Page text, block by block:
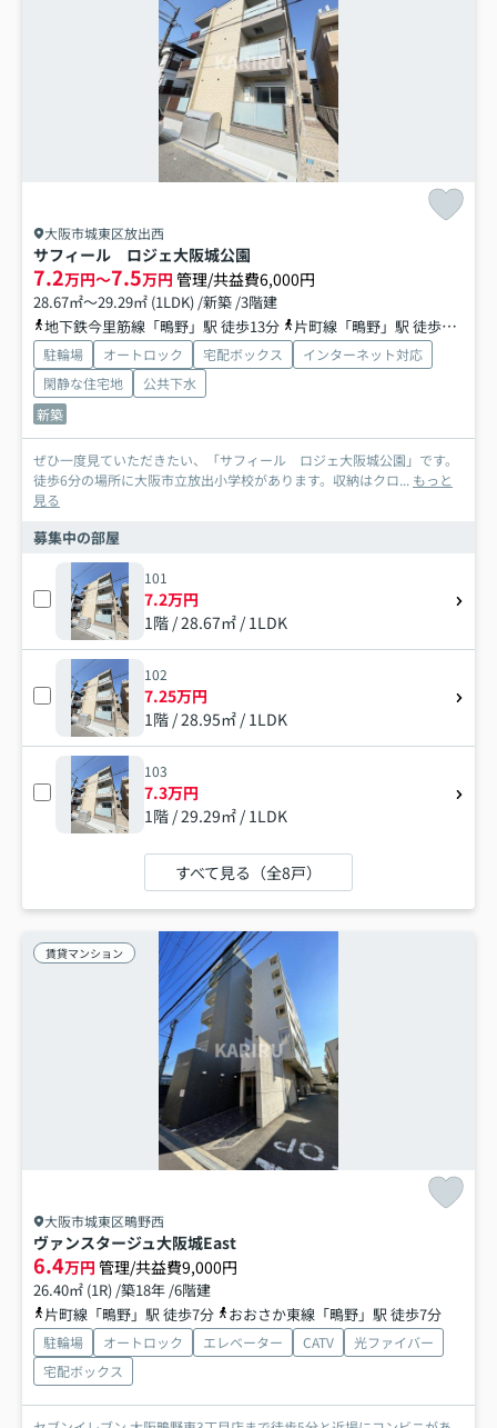
大阪市城東区放出西
サフィール ロジェ大阪城公園
7.2万円～7.5万円 管理/共益費6,000円
28.67㎡～29.29㎡ (1LDK) /新築 /3階建
地下鉄今里筋線「鴫野」駅 徒歩13分
片町線「鴫野」駅 徒歩15分
駐輪場 オートロック 宅配ボックス
インターネット対応
閑静な住宅地
公共下水
新築
ぜひ一度見ていただきたい、「サフィール ロジェ大阪城公園」です。
徒歩6分の場所に大阪市立放出小学校があります。収納はクロ... もっと
見る
募集中の部屋
101
7.2万円
1階 / 28.67㎡ / 1LDK
102
7.25万円
1階 / 28.95㎡ / 1LDK
103
7.3万円
1階 / 29.29㎡ / 1LDK
すべて見る（全8戸）
賃貸マンション
大阪市城東区鴫野西
ヴァンスタージュ大阪城East
6.4万円 管理/共益費9,000円
26.40㎡ (1R) /築18年 /6階建
片町線「鴫野」駅 徒歩7分
おおさか東線「鴫野」駅 徒歩7分
駐輪場 オートロック エレベーター CATV
光ファイバー
宅配ボックス